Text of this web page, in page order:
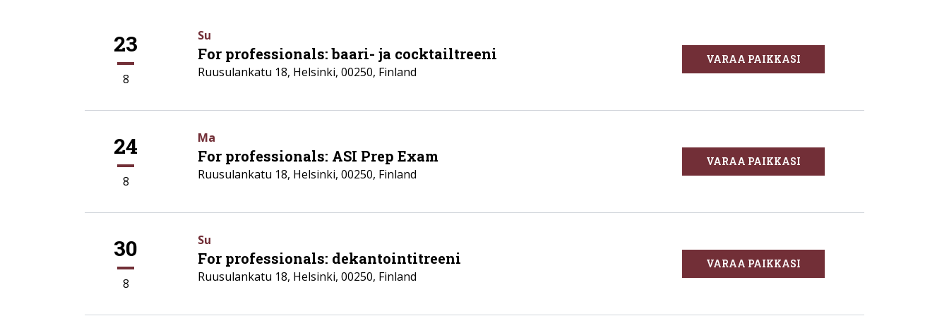
23
8
Su
For professionals: baari- ja cocktailtreeni
Ruusulankatu 18, Helsinki, 00250, Finland
VARAA PAIKKASI
24
8
Ma
For professionals: ASI Prep Exam
Ruusulankatu 18, Helsinki, 00250, Finland
VARAA PAIKKASI
30
8
Su
For professionals: dekantointitreeni
Ruusulankatu 18, Helsinki, 00250, Finland
VARAA PAIKKASI